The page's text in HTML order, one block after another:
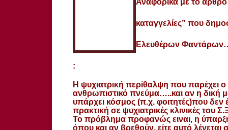
καταγγελίες” που
Ελευθέρων
:
Η ψυχιατρική περίθαλψη που παρέχει ο
ανθρωπιστικό πνεύμα…..και αν η δική
υπάρχει κόσμος (π.χ. φοιτητές)που δεν
πρακτική σε ψυχιατρικές κλινικές
Το πρόβλημα προφανώς ειναι, η
όπου και αν βρεθούν, είτε αυτό